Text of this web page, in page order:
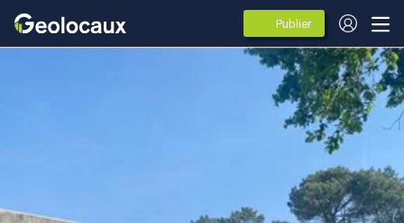
Publier
des
annonces